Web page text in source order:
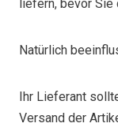
liefern, bevor
Natürlich
Ihr Lieferant
Versand der